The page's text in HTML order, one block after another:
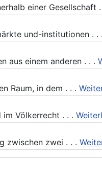
einer Gesellschaft .
und-institutionen . . .
aus einem anderen . . .
Raum, in dem . . .
Völkerrecht . . .
zwischen zwei . . .